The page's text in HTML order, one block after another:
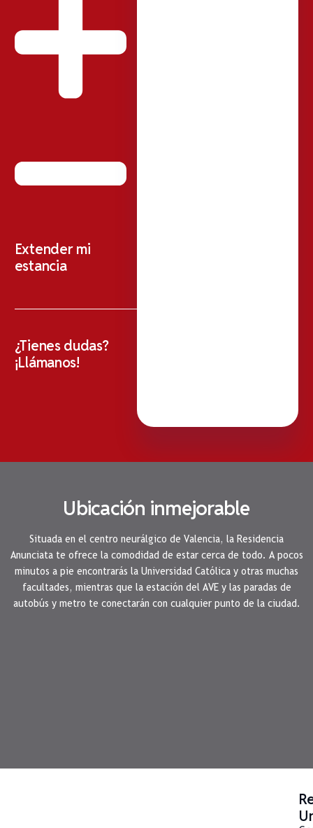
Extender mi
estancia
¿Tienes dudas?
¡Llámanos!
Ubicación inmejorable
Situada en el centro neurálgico de Valencia, la Residencia
Anunciata te ofrece la comodidad de estar cerca de todo. A pocos
minutos a pie encontrarás la Universidad Católica y otras muchas
facultades, mientras que la estación del AVE y las paradas de
autobús y metro te conectarán con cualquier punto de la ciudad.